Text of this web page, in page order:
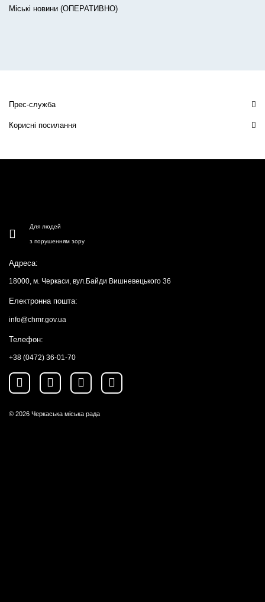
Міські новини (ОПЕРАТИВНО)
Прес-служба
Корисні посилання
Для людей
з порушенням зору
Адреса:
18000, м. Черкаси, вул.Байди Вишневецького 36
Електронна пошта:
info@chmr.gov.ua
Телефон:
+38 (0472) 36-01-70
© 2026 Черкаська міська рада